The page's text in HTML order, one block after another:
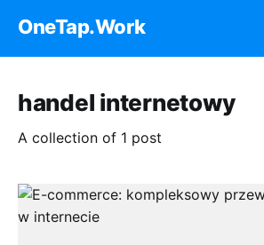
OneTap.Work
handel internetowy
A collection of 1 post